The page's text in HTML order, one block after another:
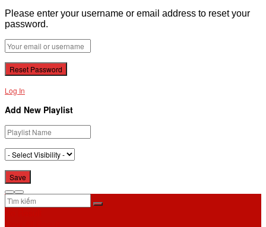
Please enter your username or email address to reset your
password.
Log In
Add New Playlist